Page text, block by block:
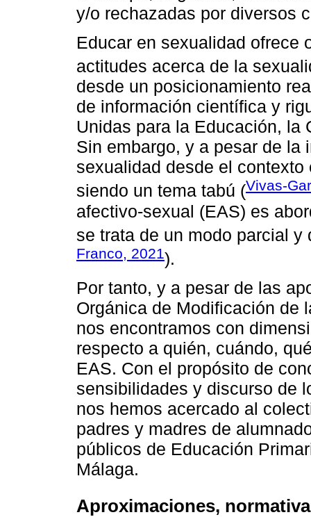
y/o rechazadas por diversos
Educar en sexualidad ofrece
actitudes acerca de la
desde un posicionamiento
de información científica y
Unidas para la Educación, la
Sin embargo, y a pesar de la
sexualidad desde el
siendo un tema tabú (Vivas-
afectivo-sexual (EAS) es
se trata de un modo parcial y
Franco, 2021).
Por tanto, y a pesar de las
Orgánica de Modificación de
nos encontramos con
respecto a quién, cuándo,
EAS. Con el propósito de
sensibilidades y discurso de
nos hemos acercado al
padres y madres de
públicos de Educación
Málaga.
Aproximaciones,